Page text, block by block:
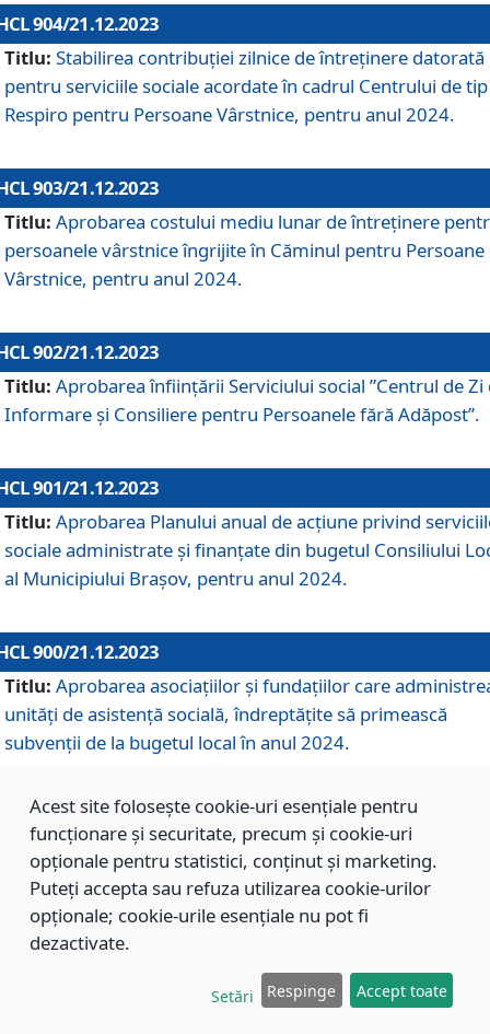
904/21.12.2023
Titlu: Stabilirea contribuţiei zilnice de întreținere datorată
pentru serviciile sociale acordate în cadrul Centrului de tip
Respiro pentru Persoane Vârstnice, pentru anul 2024.
903/21.12.2023
Titlu: Aprobarea costului mediu lunar de întreţinere
persoanele vârstnice îngrijite în Căminul pentru Persoane
Vârstnice, pentru anul 2024.
902/21.12.2023
Titlu: Aprobarea înființării Serviciului social ”Centrul de Zi
Informare și Consiliere pentru Persoanele fără Adăpost”.
901/21.12.2023
Titlu: Aprobarea Planului anual de acțiune privind
sociale administrate și finanțate din bugetul Consiliului
al Municipiului Brașov, pentru anul 2024.
900/21.12.2023
Titlu: Aprobarea asociațiilor şi fundațiilor care
unități de asistenţă socială, îndreptăţite să primească
subvenţii de la bugetul local în anul 2024.
899/21.12.2023
Aprobarea standardelor de cost pentru serviciile
sociale furnizate în cadrul Direcției de Asistență Socială
Brașov, pentru anul 2024.
Modificarea Anexei la H.C.L. nr. 91 din 09.02.2018,
Acest site folosește cookie-uri esențiale pentru
funcționare și securitate, precum și cookie-uri
opționale pentru statistici, conținut și marketing.
Puteți accepta sau refuza utilizarea cookie-urilor
opționale; cookie-urile esențiale nu pot fi
dezactivate.
Setări Respinge Accept toate